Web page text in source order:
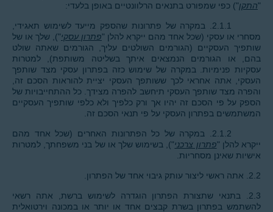
"התקן") כפי שמפורט בתנאים הרלוונטיים באופן בלעדי:
2.1.1. במקרה של פתרונות שהספק מייעד לשימוש תאגידי,
מסחרי או עסקי (שכל אחד מהם ייקרא להלן "פתרון עסקי"), שלך או של
שותפיך העסקיים (הגורמים השולטים עליך, הגורמים שאתה שולט
בהם, או הגורמים הנמצאים איתך בשליטה משותפת), למטרות
עסקיות פנימיות. במקרה של שימוש כזה בפתרון עסקי מצד שותפך
העסקי, אתה אחראי לכך ששותפך העסקי יציית להוראות הסכם זה,
והפרה מצד שותפך העסקי תיחשב להפרה מצידך. כל ההתחייבויות של
הספק על פי הסכם זה יהיו אך ורק כלפיך ולא כלפי שותפיך העסקיים
המשתמשים בפתרון העסקי על פי תנאי הסכם זה.
2.1.2. במקרה של כל הפתרונות האחרים (שכל אחד מהם
ייקרא להלן "פתרון צרכני"), בשימוש שלך או של בני משפחתך, למטרות
אישיות שאינן מסחריות.
2.2. אתה ראשי ליצור עותק גיבוי אחד של הפתרון.
2.3. בתנאי שתצורת הפתרון הוגדרה לשימוש ברשת, אתה רשאי
להשתמש בפתרון בשרת קבצים אחד או יותר או במכונה וירטואלית